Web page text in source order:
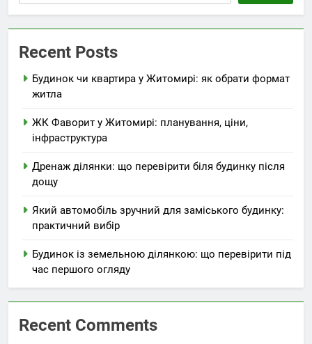
Recent Posts
Будинок чи квартира у Житомирі: як обрати формат
житла
ЖК Фаворит у Житомирі: планування, ціни,
інфраструктура
Дренаж ділянки: що перевірити біля будинку після
дощу
Який автомобіль зручний для заміського будинку:
практичний вибір
Будинок із земельною ділянкою: що перевірити під
час першого огляду
Recent Comments